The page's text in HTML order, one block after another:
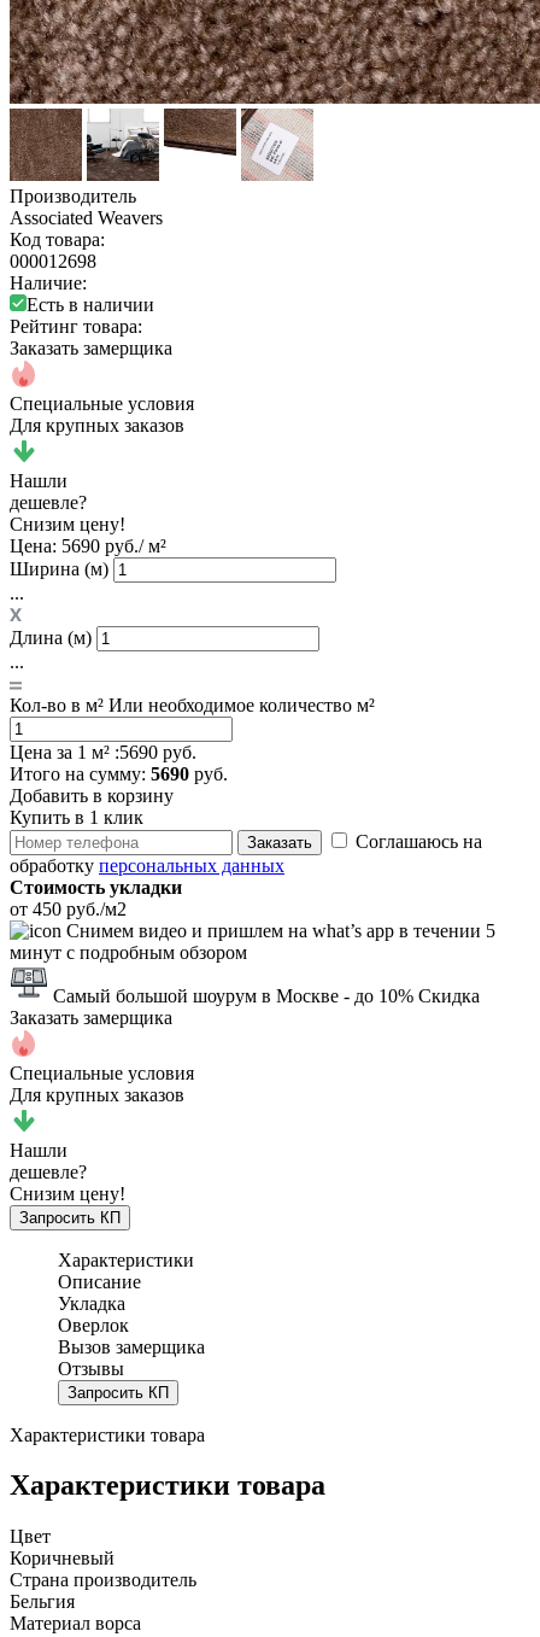
Производитель
Associated Weavers
Код товара:
000012698
Наличие:
Есть в наличии
Рейтинг товара:
Заказать замерщика
Специальные условия
Для крупных заказов
Нашли
дешевле?
Снизим цену!
Цена: 5690 руб./ м²
Ширина (м)
...
Длина (м)
...
Кол-во в м² Или необходимое количество м²
Цена за 1 м² :5690 руб.
Итого на сумму: 5690 руб.
Добавить в корзину
Купить в 1 клик
Заказать
Соглашаюсь на
обработку персональных данных
Стоимость укладки
от 450 руб./м2
Снимем видео и пришлем на what’s app в течении 5
минут с подробным обзором
Самый большой шоурум в Москве - до 10% Скидка
Заказать замерщика
Специальные условия
Для крупных заказов
Нашли
дешевле?
Снизим цену!
Запросить КП
Характеристики
Описание
Укладка
Оверлок
Вызов замерщика
Отзывы
Запросить КП
Характеристики товара
Характеристики товара
Цвет
Коричневый
Страна производитель
Бельгия
Материал ворса